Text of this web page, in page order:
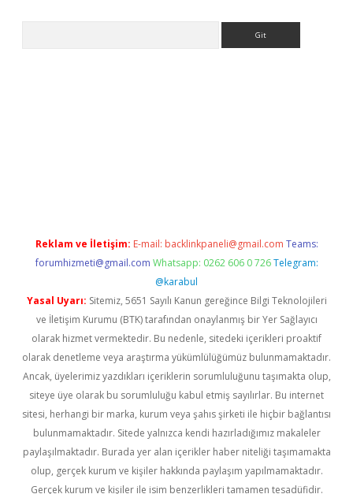
Reklam ve İletişim: E-mail: backlinkpaneli@gmail.com Teams:
forumhizmeti@gmail.com Whatsapp: 0262 606 0 726 Telegram:
@karabul
Yasal Uyarı: Sitemiz, 5651 Sayılı Kanun gereğince Bilgi Teknolojileri
ve İletişim Kurumu (BTK) tarafından onaylanmış bir Yer Sağlayıcı
olarak hizmet vermektedir. Bu nedenle, sitedeki içerikleri proaktif
olarak denetleme veya araştırma yükümlülüğümüz bulunmamaktadır.
Ancak, üyelerimiz yazdıkları içeriklerin sorumluluğunu taşımakta olup,
siteye üye olarak bu sorumluluğu kabul etmiş sayılırlar. Bu internet
sitesi, herhangi bir marka, kurum veya şahıs şirketi ile hiçbir bağlantısı
bulunmamaktadır. Sitede yalnızca kendi hazırladığımız makaleler
paylaşılmaktadır. Burada yer alan içerikler haber niteliği taşımamakta
olup, gerçek kurum ve kişiler hakkında paylaşım yapılmamaktadır.
Gerçek kurum ve kişiler ile isim benzerlikleri tamamen tesadüfidir.